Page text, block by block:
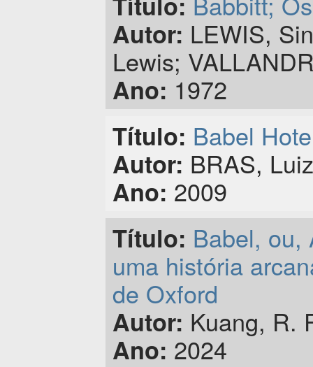
Autor: LEWIS,
Lewis;
Ano: 1972
Título: Babel
Autor: BRAS,
Ano: 2009
Título: Babel, ou,
uma história
de Oxford
Autor: Kuang, R.
Ano: 2024